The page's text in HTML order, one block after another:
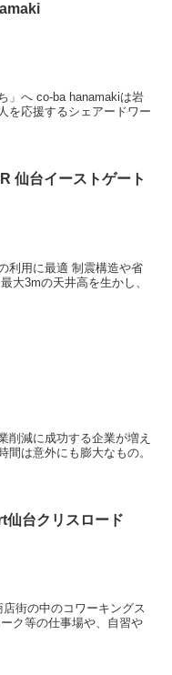
」へ co-ba hanamakiは岩
を応援するシェアードワー
仙台イーストゲート
利用に最適 制震構造や省
大3mの天井高を生かし、
削減に成功する企業が増え
は意外にも膨大なもの。
仙台クリスロード
街の中のコワーキングス
ク等の仕事場や、自習や